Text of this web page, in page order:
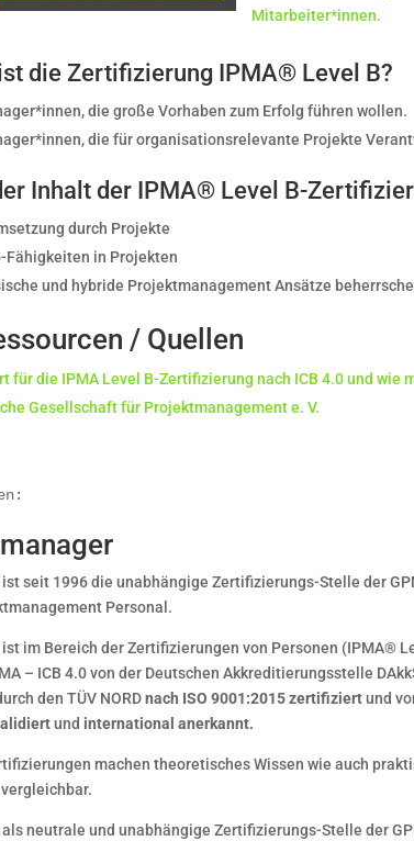
Mitarbeiter*innen.
die Zertifizierung IPMA® Level B?
die große Vorhaben zum Erfolg führen wollen.
die für organisationsrelevante Projekte
Inhalt der IPMA® Level B-
durch Projekte
Fähigkeiten in Projekten
und hybride Projektmanagement Ansätze
/ Quellen
für die IPMA Level B-Zertifizierung nach ICB 4.0 und wie
Gesellschaft für Projektmanagement e. V.
ist seit 1996 die unabhängige Zertifizierungs-Stelle der
Personal.
ist im Bereich der Zertifizierungen von Personen (IPMA®
– ICB 4.0 von der Deutschen Akkreditierungsstelle
den TÜV NORDnach ISO 9001:2015 zertifiziertund
und international anerkannt.
machen theoretisches Wissen wie auch
als neutrale und unabhängige Zertifizierungs-Stelle der